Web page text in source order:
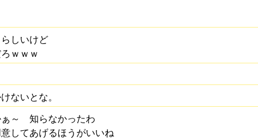
しいけど
ｗｗｗ
ないとな。
ぁ～ 知らなかったわ
してあげるほうがいいね